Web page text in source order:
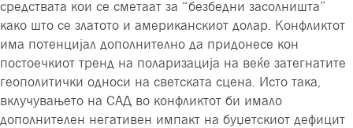
средствата кои се сметаат за “безбедни засолништа”
како што се златото и американскиот долар. Конфликтот
има потенцијал дополнително да придонесе кон
постоечкиот тренд на поларизација на веќе затегнатите
геополитички односи на светската сцена. Исто така,
вклучувањето на САД во конфликтот би имало
дополнителен негативен импакт на буџетскиот дефицит